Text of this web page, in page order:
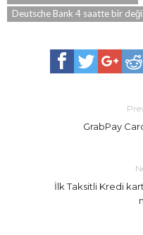
Deutsche Bank 4 saatte bir
GrabPay
İlk Taksitli Kredi